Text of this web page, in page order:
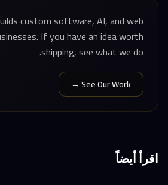
custom software, AI, and web
If you have an idea worth
shipping, see what we do.
See Our Work →
اقرأ أيضاً